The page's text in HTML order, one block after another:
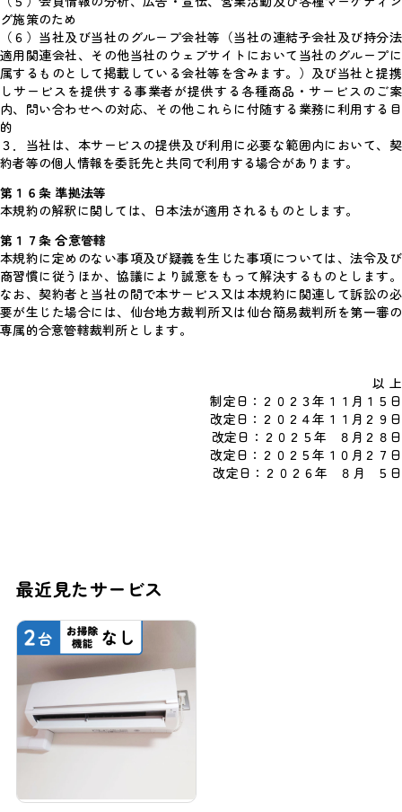
グ施策のため
（６）当社及び当社のグループ会社等（当社の連結子会社及び持分法
適用関連会社、その他当社のウェブサイトにおいて当社のグループに
属するものとして掲載している会社等を含みます。）及び当社と提携
しサービスを提供する事業者が提供する各種商品・サービスのご案
内、問い合わせへの対応、その他これらに付随する業務に利用する目
的
３．当社は、本サービスの提供及び利用に必要な範囲内において、契
約者等の個人情報を委託先と共同で利用する場合があります。
第１６条 準拠法等
本規約の解釈に関しては、日本法が適用されるものとします。
第１７条 合意管轄
本規約に定めのない事項及び疑義を生じた事項については、法令及び
商習慣に従うほか、協議により誠意をもって解決するものとします。
なお、契約者と当社の間で本サービス又は本規約に関連して訴訟の必
要が生じた場合には、仙台地方裁判所又は仙台簡易裁判所を第一審の
専属的合意管轄裁判所とします。
以 上
制定日：２０２３年１１月１５日
改定日：２０２４年１１月２９日
改定日：２０２５年 ８月２８日
改定日：２０２５年１０月２７日
改定日：２０２６年 ８月 ５日
最近見たサービス